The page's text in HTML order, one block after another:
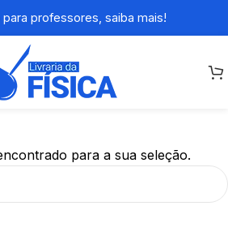
professores, saiba mais!
para a sua seleção.